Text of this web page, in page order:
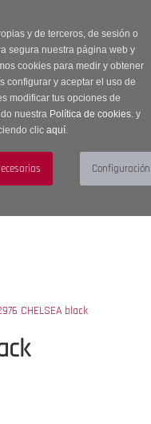
y de terceros, de sesión o
segura nuestra página web y
cookies para medir y obtener
configurar y aceptar el uso de
modificar tus opciones de
nuestra Política de cookies.y
clic aquí.
código OUTLET20